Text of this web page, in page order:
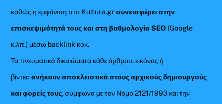
καθώς η εμφάνιση στο Kultura.gr συνεισφέρει στην
επισκεψιμότητά τους και στη βαθμολογία SEO (Google
κ.λπ.) μέσω backlink κοκ.
Τα πνευματικά δικαιώματα κάθε άρθρου, εικόνας ή
βίντεοανήκουν αποκλειστικά στους αρχικούς δημιουργούς
και φορείς τους, σύμφωνα με τον Νόμο 2121/1993 και την